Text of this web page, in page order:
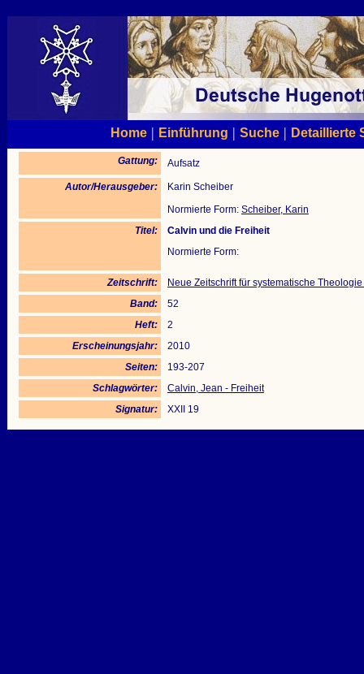
Home| Einführung | Suche| Detaillierte
Gattung: Aufsatz
Autor/Herausgeber:
Karin Scheiber
Normierte Form: Scheiber, Karin
Titel:
Calvin und die Freiheit
Normierte Form:
Zeitschrift:
Neue Zeitschrift für systematische
Band:
52
Heft:
2
Erscheinungsjahr:
2010
Seiten:
193-207
Schlagwörter:
Calvin, Jean - Freiheit
Signatur:
XXII 19